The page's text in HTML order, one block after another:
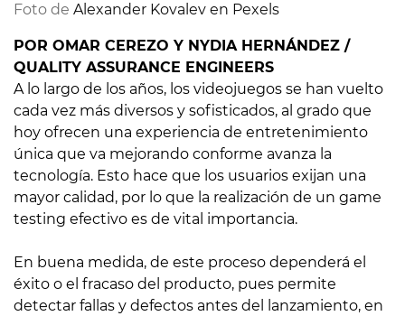
Foto de Alexander Kovalev en Pexels
POR OMAR CEREZO Y NYDIA HERNÁNDEZ /
QUALITY ASSURANCE ENGINEERS
A lo largo de los años, los videojuegos se han vuelto
cada vez más diversos y sofisticados, al grado que
hoy ofrecen una experiencia de entretenimiento
única que va mejorando conforme avanza la
tecnología. Esto hace que los usuarios exijan una
mayor calidad, por lo que la realización de un game
testing efectivo es de vital importancia.
En buena medida, de este proceso dependerá el
éxito o el fracaso del producto, pues permite
detectar fallas y defectos antes del lanzamiento, en